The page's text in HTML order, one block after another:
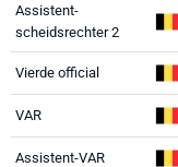
Assistent-
scheidsrechter 2
Vierde official
VAR
Assistent-VAR